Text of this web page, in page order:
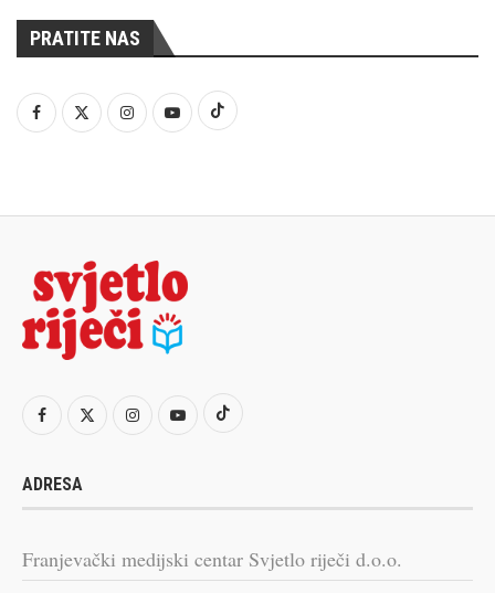
PRATITE NAS
ADRESA
Franjevački medijski centar Svjetlo riječi d.o.o.